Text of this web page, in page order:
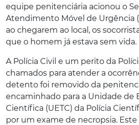
equipe penitenciária acionou o
Atendimento Móvel de Urgência
ao chegarem ao local, os
que o homem já estava sem vida.
A Polícia Civil e um perito da
chamados para atender a
detento foi removido da
encaminhado para a Unidade de
Científica (UETC) da Polícia
por um exame de necropsia.